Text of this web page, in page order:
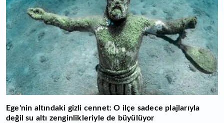
Ege'nin altındaki gizli cennet: O ilçe sadece plajlarıyla
değil su altı zenginlikleriyle de büyülüyor